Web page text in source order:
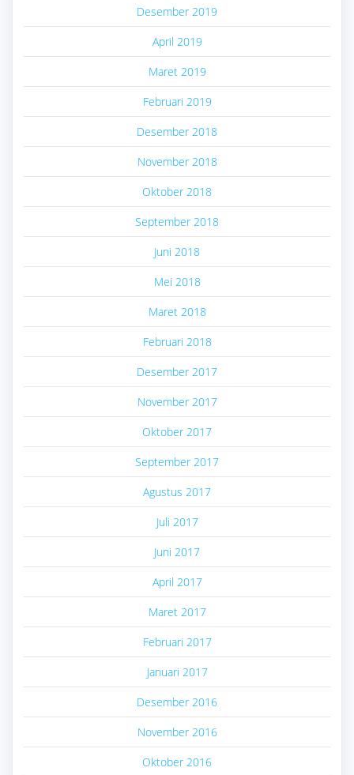
Desember 2019
April 2019
Maret 2019
Februari 2019
Desember 2018
November 2018
Oktober 2018
September 2018
Juni 2018
Mei 2018
Maret 2018
Februari 2018
Desember 2017
November 2017
Oktober 2017
September 2017
Agustus 2017
Juli 2017
Juni 2017
April 2017
Maret 2017
Februari 2017
Januari 2017
Desember 2016
November 2016
Oktober 2016